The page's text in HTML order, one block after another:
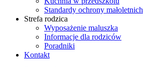
Standardy ochrony małoletnich
Strefa rodzica
Wyposażenie maluszka
Informacje dla rodziców
Poradniki
Kontakt